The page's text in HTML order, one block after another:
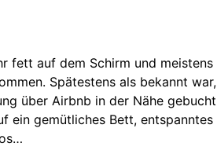
fett auf dem Schirm und meistens
Spätestens als bekannt war,
über Airbnb in der Nähe gebucht
ein gemütliches Bett, entspanntes